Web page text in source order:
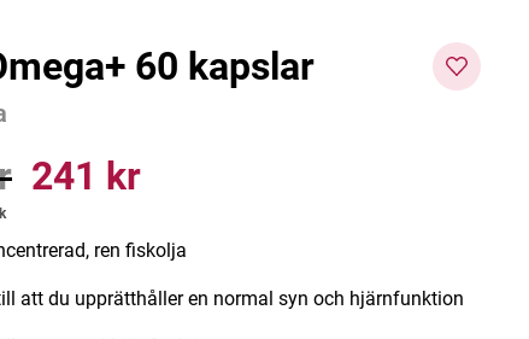
60 kapslar
Pris: 241 kr
241 kr
ren fiskolja
att du upprätthåller en normal syn och hjärnfunktion